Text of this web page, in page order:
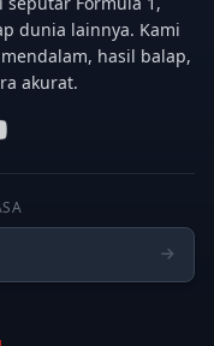
dunia lainnya. Kami
hasil balap,
akurat.